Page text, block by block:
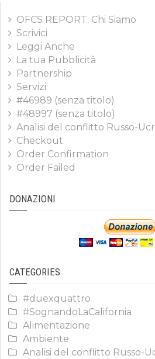
OFCS REPORT: Chi Siamo
Scrivici
Leggi Anche
La tua Pubblicità
Partnership
Servizi
#46989 (senza titolo)
#48997 (senza titolo)
Analisi del conflitto Russo-
Checkout
Order Confirmation
Order Failed
DONAZIONI
CATEGORIES
#duexquattro
#SognandoLaCalifornia
Alimentazione
Ambiente
Analisi del conflitto Russo-